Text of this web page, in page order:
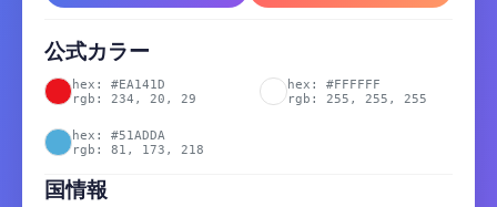
公式カラー
hex: #EA141D
rgb: 234, 20, 29
hex: #FFFFFF
rgb: 255, 255, 255
hex: #51ADDA
rgb: 81, 173, 218
国情報